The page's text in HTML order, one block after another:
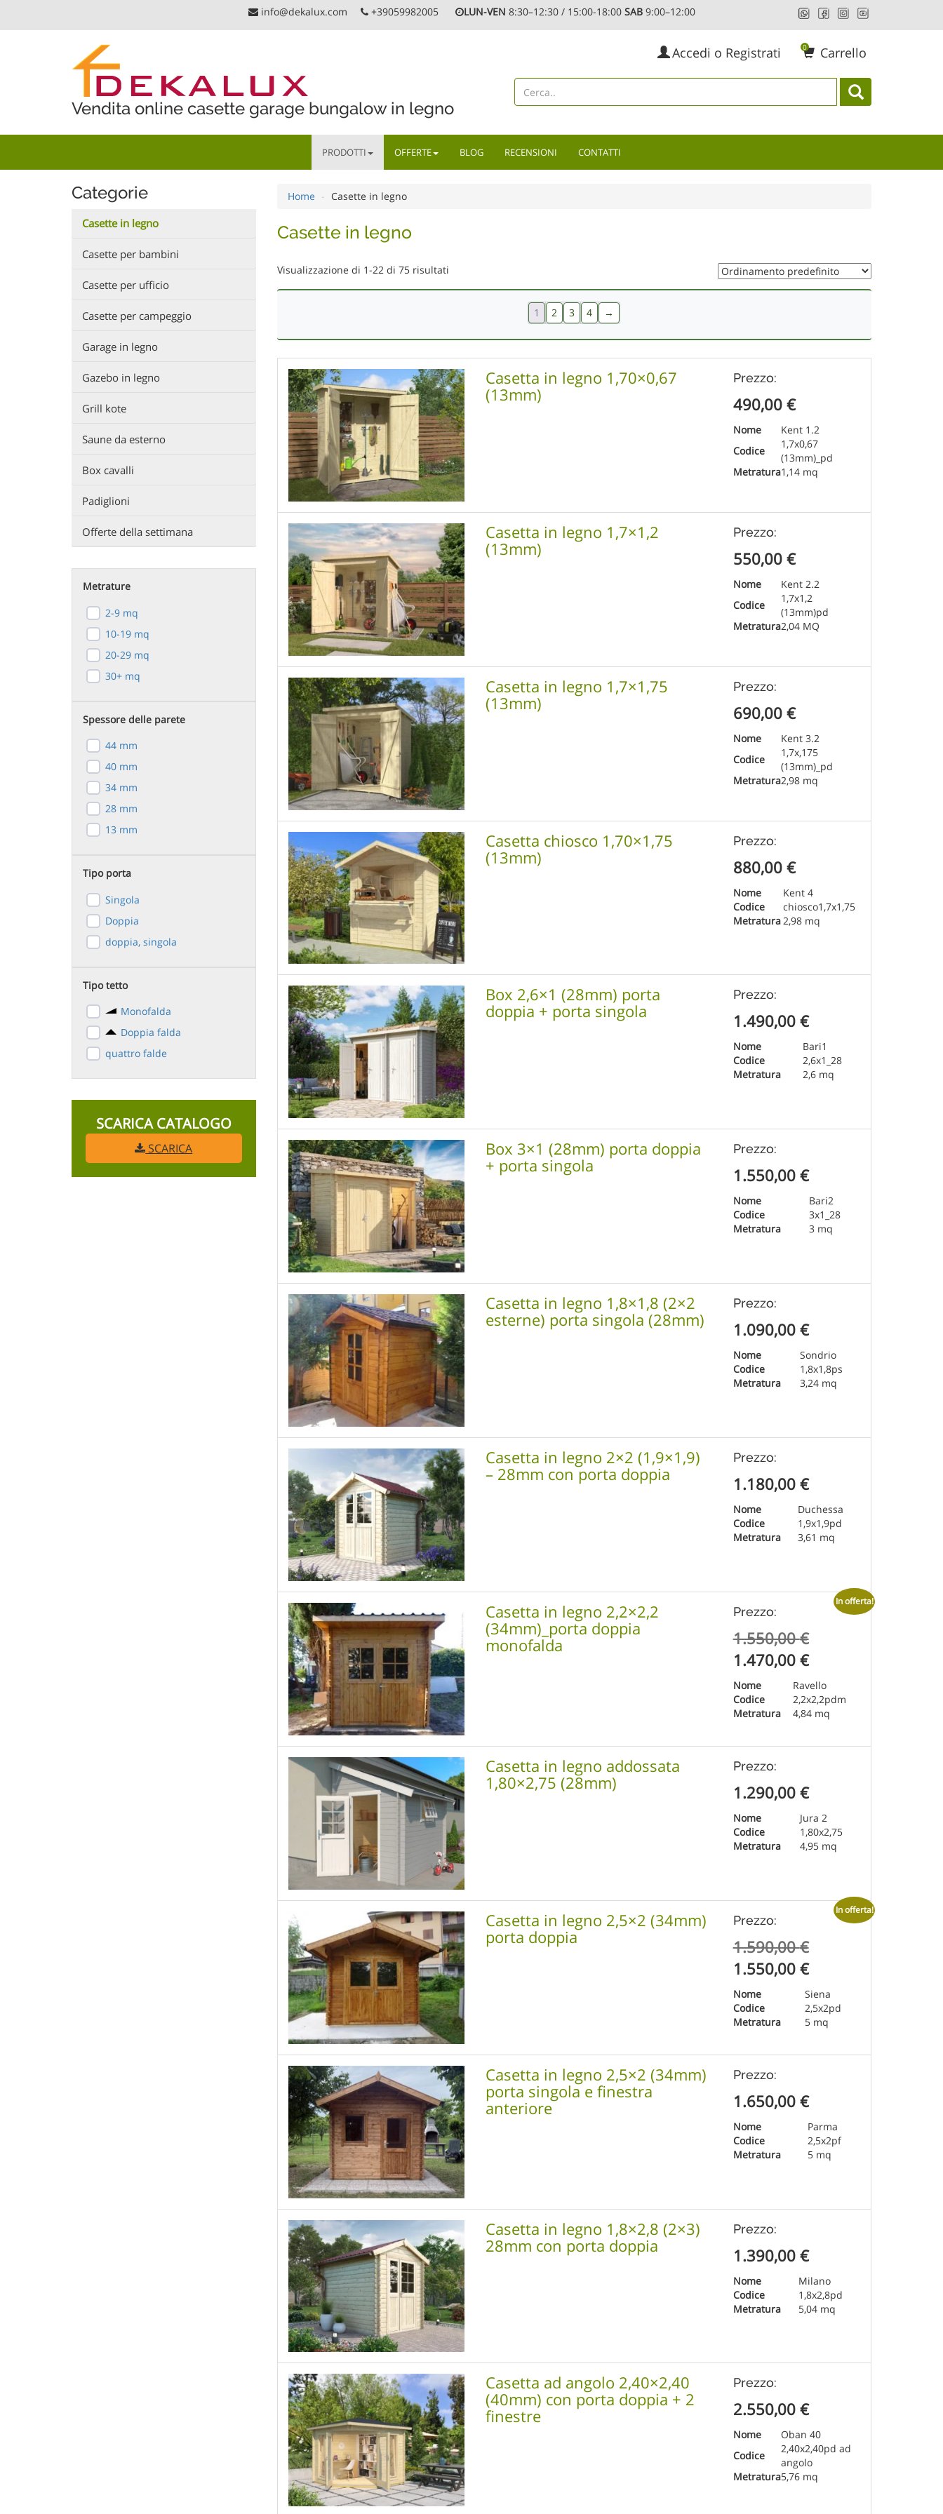
content
info@dekalux.com +39059982005 LUN-VEN 8:30–12:30 / 15:00-18:00SAB9:00–12:00
Accedi o Registrati Carrello
0
Vendita online casette garage bungalow in legno
PRODOTTI OFFERTE BLOG RECENSIONI CONTATTI
Home - Casette in legno
Casette in legno
Visualizzazione di 1-22 di 75 risultati
1 2 3 4 →
Casetta in legno 1,70×0,67
(13mm)
Prezzo:
490,00 €
Nome
Kent 1.2
Codice
1,7x0,67
(13mm)_pd
Metratura1,14 mq
Casetta in legno 1,7×1,2
(13mm)
Prezzo:
550,00 €
Nome
Kent 2.2
Codice
1,7x1,2
(13mm)pd
Metratura2,04 MQ
Casetta in legno 1,7×1,75
(13mm)
Prezzo:
690,00 €
Nome
Kent 3.2
Codice
1,7x,175
(13mm)_pd
Metratura2,98 mq
Casetta chiosco 1,70×1,75
(13mm)
Prezzo:
880,00 €
Nome
Kent 4
Codice
chiosco1,7x1,75
Metratura 2,98 mq
Box 2,6×1 (28mm) porta
doppia + porta singola
Prezzo:
1.490,00 €
Nome
Bari1
Codice
2,6x1_28
Metratura
2,6 mq
Box 3×1 (28mm) porta doppia
+ porta singola
Prezzo:
1.550,00 €
Nome
Bari2
Codice
3x1_28
Metratura
3 mq
Casetta in legno 1,8×1,8 (2×2
esterne) porta singola (28mm)
Prezzo:
1.090,00 €
Nome
Sondrio
Codice
1,8x1,8ps
Metratura
3,24 mq
Casetta in legno 2×2 (1,9×1,9)
– 28mm con porta doppia
Prezzo:
1.180,00 €
Nome
Duchessa
Codice
1,9x1,9pd
Metratura
3,61 mq
In offerta!
Casetta in legno 2,2×2,2
(34mm)_porta doppia
monofalda
Prezzo:
1.550,00€Il
prezzo
originale
era:
1.550,00 €.
1.470,00 €Il
prezzo
attuale
è:
1.470,00 €.
Nome
Ravello
Codice
2,2x2,2pdm
Metratura
4,84 mq
Casetta in legno addossata
1,80×2,75 (28mm)
Prezzo:
1.290,00 €
Nome
Jura 2
Codice
1,80x2,75
Metratura
4,95 mq
In offerta!
Casetta in legno 2,5×2 (34mm)
porta doppia
Prezzo:
1.590,00€Il
prezzo
originale
era:
1.590,00 €.
1.550,00 €Il
prezzo
attuale
è:
1.550,00 €.
Nome
Siena
Codice
2,5x2pd
Metratura
5 mq
Casetta in legno 2,5×2 (34mm)
porta singola e finestra
anteriore
Prezzo:
1.650,00 €
Nome
Parma
Codice
2,5x2pf
Metratura
5 mq
Casetta in legno 1,8×2,8 (2×3)
28mm con porta doppia
Prezzo:
1.390,00 €
Nome
Milano
Codice
1,8x2,8pd
Metratura
5,04 mq
Casetta ad angolo 2,40×2,40
(40mm) con porta doppia + 2
finestre
Prezzo:
2.550,00 €
Nome
Oban 40
Codice
2,40x2,40pd ad
angolo
Metratura5,76 mq
Categorie
Casette in legno
Casette per bambini
Casette per ufficio
Casette per campeggio
Garage in legno
Gazebo in legno
Grill kote
Saune da esterno
Box cavalli
Padiglioni
Offerte della settimana
Metrature
2-9 mq
10-19 mq
20-29 mq
30+ mq
Spessore delle parete
44 mm
40 mm
34 mm
28 mm
13 mm
Tipo porta
Singola
Doppia
doppia, singola
Tipo tetto
Monofalda
Doppia falda
quattro falde
SCARICA CATALOGO
SCARICA